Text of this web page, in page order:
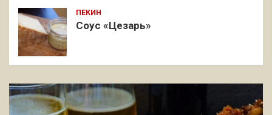
ПЕКИН
Соус «Цезарь»